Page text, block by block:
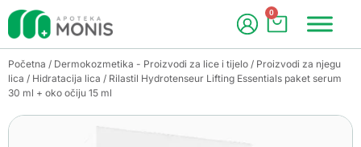
0
Početna / Dermokozmetika - Proizvodi za lice i tijelo / Proizvodi za njegu
lica / Hidratacija lica / Rilastil Hydrotenseur Lifting Essentials paket serum
30 ml + oko očiju 15 ml